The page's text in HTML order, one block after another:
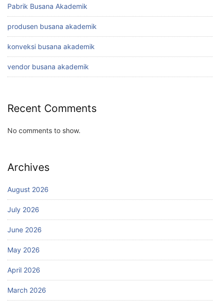
Pabrik Busana Akademik
produsen busana akademik
konveksi busana akademik
vendor busana akademik
Recent Comments
No comments to show.
Archives
August 2026
July 2026
June 2026
May 2026
April 2026
March 2026